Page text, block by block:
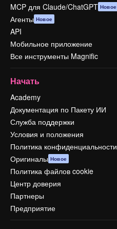
MCP для Claude/ChatGPT Новое
Агенты Новое
API
Мобильное приложение
Все инструменты Magnific
Начать
Academy
Документация по Пакету ИИ
Служба поддержки
Условия и положения
Политика конфиденциальности
Оригиналы Новое
Политика файлов cookie
Центр доверия
Партнеры
Предприятие